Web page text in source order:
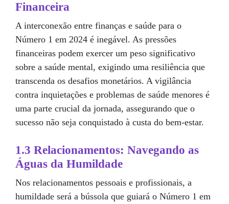
Financeira
A interconexão entre finanças e saúde para o
Número 1 em 2024 é inegável. As pressões
financeiras podem exercer um peso significativo
sobre a saúde mental, exigindo uma resiliência que
transcenda os desafios monetários. A vigilância
contra inquietações e problemas de saúde menores é
uma parte crucial da jornada, assegurando que o
sucesso não seja conquistado à custa do bem-estar.
1.3 Relacionamentos: Navegando as
Águas da Humildade
Nos relacionamentos pessoais e profissionais, a
humildade será a bússola que guiará o Número 1 em